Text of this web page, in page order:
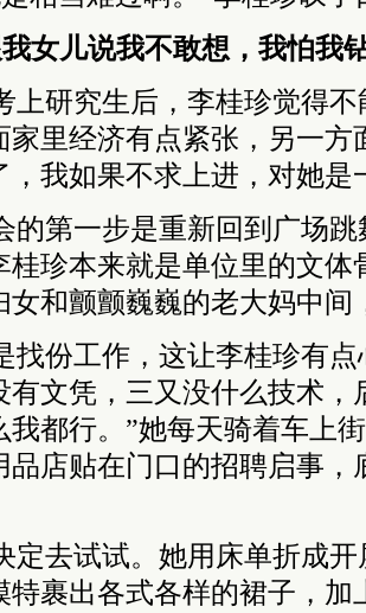
女儿说我不敢想，我怕我
上研究生后，李桂珍觉得
家里经济有点紧张，另一方
，我如果不求上进，对她是
的第一步是重新回到广场
桂珍本来就是单位里的文体
女和颤颤巍巍的老大妈中间
找份工作，这让李桂珍有
有文凭，三又没什么技术，
我都行。”她每天骑着车上
品店贴在门口的招聘启事，
定去试试。她用床单折成
特裹出各式各样的裙子，加